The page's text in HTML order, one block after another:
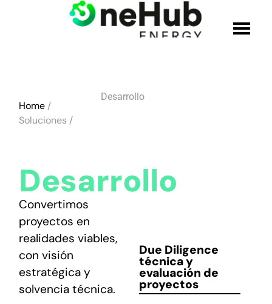
SOLUCIONES
CREDENCIALES
ÚNETE AL EQUIPO
BLOG
CONTACTO
Home /
Soluciones /
Desarrollo
Desarrollo
Convertimos
proyectos en
realidades viables,
con visión
estratégica y
solvencia técnica.
Due Diligence
técnicay
evaluación de
proyectos